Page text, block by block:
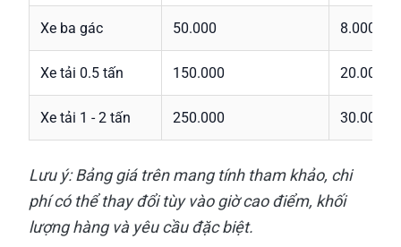
Xe ba gác 50.000 8.000
Xe tải 0.5 tấn 150.000 20.000
Xe tải 1 - 2 tấn 250.000 30.000
Lưu ý: Bảng giá trên mang tính tham khảo, chi
phí có thể thay đổi tùy vào giờ cao điểm, khối
lượng hàng và yêu cầu đặc biệt.